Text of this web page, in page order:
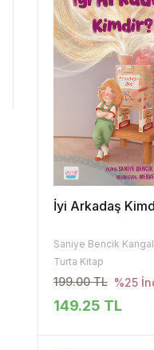
İyi Arkadaş
Saniye Bencik Kangal
Turta Kitap
199.00 TL %25
149.25 TL